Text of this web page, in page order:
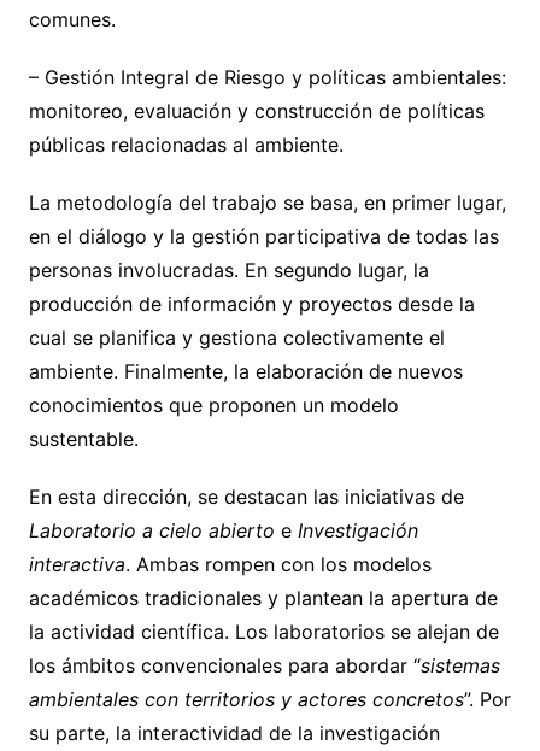
comunes.
– Gestión Integral de Riesgo y políticas ambientales:
monitoreo, evaluación y construcción de políticas
públicas relacionadas al ambiente.
La metodología del trabajo se basa, en primer lugar,
en el diálogo y la gestión participativa de todas las
personas involucradas. En segundo lugar, la
producción de información y proyectos desde la
cual se planifica y gestiona colectivamente el
ambiente. Finalmente, la elaboración de nuevos
conocimientos que proponen un modelo
sustentable.
En esta dirección, se destacan las iniciativas de
Laboratorio a cielo abierto e Investigación
interactiva. Ambas rompen con los modelos
académicos tradicionales y plantean la apertura de
la actividad científica. Los laboratorios se alejan de
los ámbitos convencionales para abordar “sistemas
ambientales con territorios y actores concretos”. Por
su parte, la interactividad de la investigación